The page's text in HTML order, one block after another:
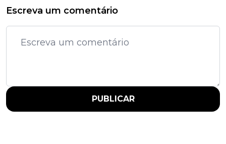
Escreva um comentário
PUBLICAR